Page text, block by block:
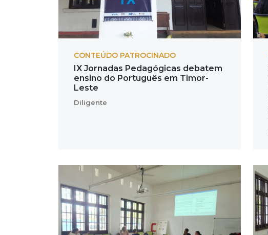
CONTEÚDO PATROCINADO
IX Jornadas Pedagógicas debatem
ensino do Português em Timor-
Leste
Diligente